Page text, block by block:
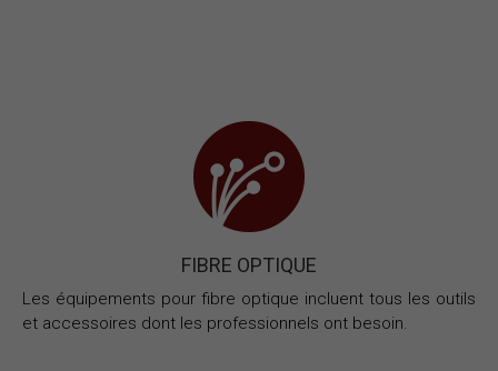
FIBRE OPTIQUE
Les équipements pour fibre optique incluent tous les outils
et accessoires dont les professionnels ont besoin.